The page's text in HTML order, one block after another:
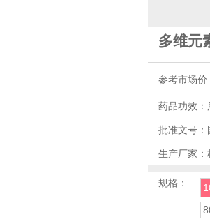
多维元
参考市场价
药品功效：
批准文号：
生产厂家：
规格：